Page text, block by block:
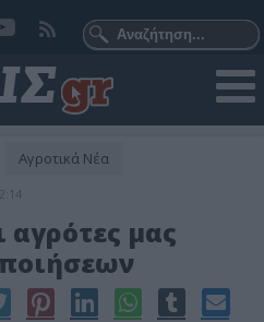
Αγροτικά Νέα
αγρότες μας